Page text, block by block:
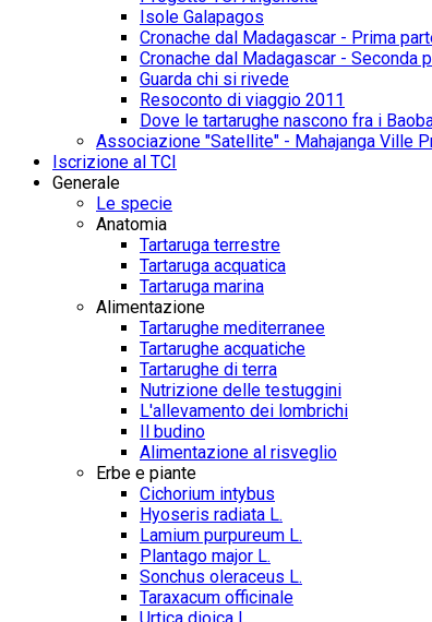
Isole Galapagos
Cronache dal Madagascar - Prima
Cronache dal Madagascar - Seconda
Guarda chi si rivede
Resoconto di viaggio 2011
Dove le tartarughe nascono fra i
Associazione "Satellite" - Mahajanga Ville
Iscrizione al TCI
Generale
Le specie
Anatomia
Tartaruga terrestre
Tartaruga acquatica
Tartaruga marina
Alimentazione
Tartarughe mediterranee
Tartarughe acquatiche
Tartarughe di terra
Nutrizione delle testuggini
L'allevamento dei lombrichi
Il budino
Alimentazione al risveglio
Erbe e piante
Cichorium intybus
Hyoseris radiata L.
Lamium purpureum L.
Plantago major L.
Sonchus oleraceus L.
Taraxacum officinale